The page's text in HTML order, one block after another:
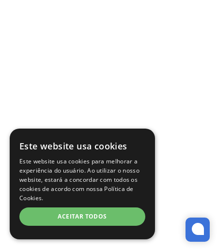
Este website usa cookies
Este website usa cookies para melhorar a
experiência do usuário. Ao utilizar o nosso
website, estará a concordar com todos os
cookies de acordo com nossa Política de
Cookies.
ACEITAR TODOS